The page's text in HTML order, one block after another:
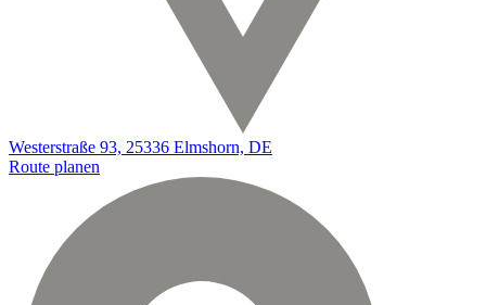
Westerstraße 93, 25336 Elmshorn, DE
Route planen